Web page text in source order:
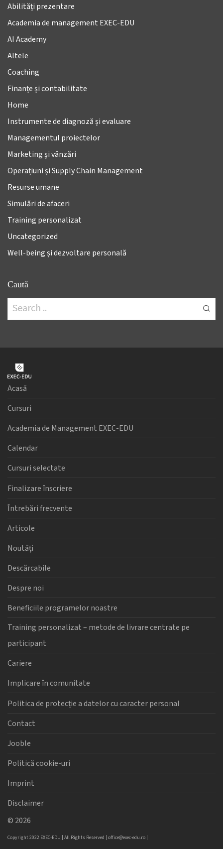
Abilități prezentare
Academia de management EXEC-EDU
AI Academy
Altele
Coaching
Finanțe și contabilitate
Home
Instrumente de diagnoză și evaluare
Managementul proiectelor
Marketing și vânzări
Operațiuni și Supply Chain Management
Resurse umane
Simulări de afaceri
Training personalizat
Uncategorized
Well-being și dezvoltare personală
Caută
Acasă
Cursuri
Academia de Management EXEC-EDU
Calendar
Cursuri selectate
Finalizare înscriere
Întrebări frecvente
Articole
Noutăți
Descărcabile
Despre noi
Beneficiile programelor noastre
Training personalizat – metode de livrare centrate pe
participant
Cariere
Implicare în comunitate
Politica de protecție a datelor cu caracter personal
Contact
Jooble
Politică cookie-uri
Imprint
Disclaimer
© 2026
Copyright 2022 EXEC-EDU | All Rights Reserved | office@exec-edu.ro